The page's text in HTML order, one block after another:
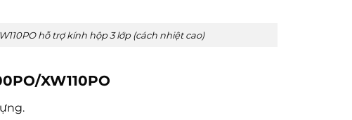
hỗ trợ kính hộp 3 lớp (cách nhiệt cao)
XW110PO